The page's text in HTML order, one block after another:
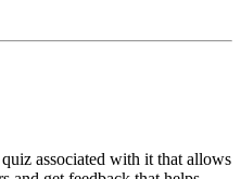
associated with it that allows